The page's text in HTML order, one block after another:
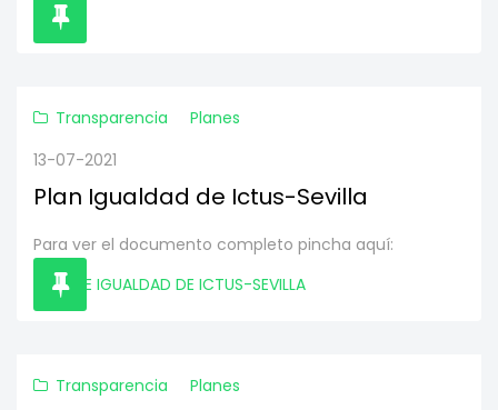
SEVILLA
Transparencia
Planes
13-07-2021
Plan Igualdad de Ictus-Sevilla
Para ver el documento completo pincha aquí:
PLAN DE IGUALDAD DE ICTUS-SEVILLA
Transparencia
Planes